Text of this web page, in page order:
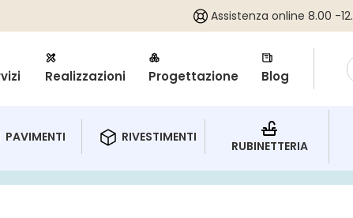
Assistenza online 8.00 -
Realizzazioni Progettazione Blog
PAVIMENTI RIVESTIMENTI
RUBINETTERIA